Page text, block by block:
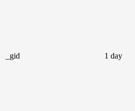
_gid 1 day